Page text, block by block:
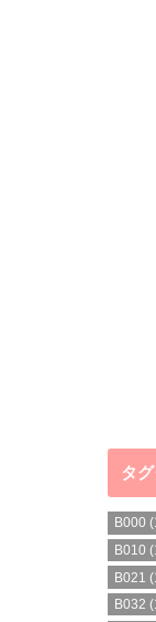
タ
B000
B010
B021
B032